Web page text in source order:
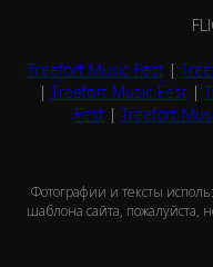
Treefort Music Fest|
| Treefort Music Fest|
Fest | Treefort
Фотографии и тексты
шаблона сайта, пожалуйста,